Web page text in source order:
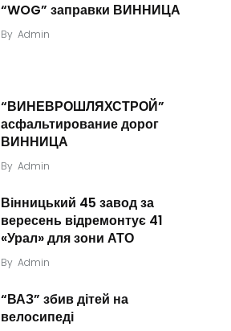
“WOG” заправки ВИННИЦА
By Admin
“ВИНЕВРОШЛЯХСТРОЙ”
асфальтирование дорог
ВИННИЦА
By Admin
Вінницький 45 завод за
вересень відремонтує 41
«Урал» для зони АТО
By Admin
“ВАЗ” збив дітей на
велосипеді